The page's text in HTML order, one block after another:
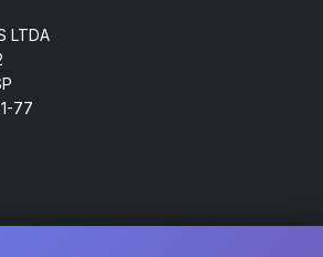
LTDA
77